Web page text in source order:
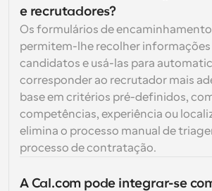
e recrutadores?
Os formulários de
permitem-lhe recolher informações
candidatos e usá-las para
corresponder ao recrutador mais
base em critérios pré-definidos,
competências, experiência ou
elimina o processo manual de
processo de contratação.
A Cal.com pode integrar-se